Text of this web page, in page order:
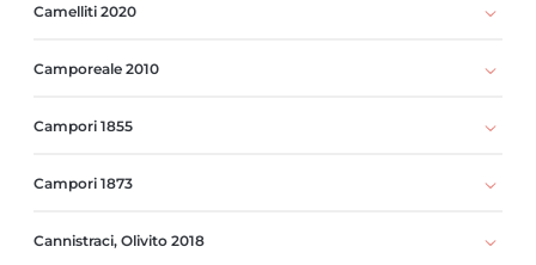
Camelliti 2020
Camporeale 2010
Campori 1855
Campori 1873
Cannistraci, Olivito 2018